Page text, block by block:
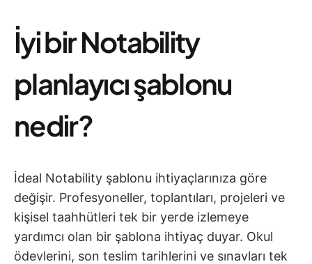
İyi bir Notability
planlayıcı şablonu
nedir?
İdeal Notability şablonu ihtiyaçlarınıza göre
değişir. Profesyoneller, toplantıları, projeleri ve
kişisel taahhütleri tek bir yerde izlemeye
yardımcı olan bir şablona ihtiyaç duyar. Okul
ödevlerini, son teslim tarihlerini ve sınavları tek